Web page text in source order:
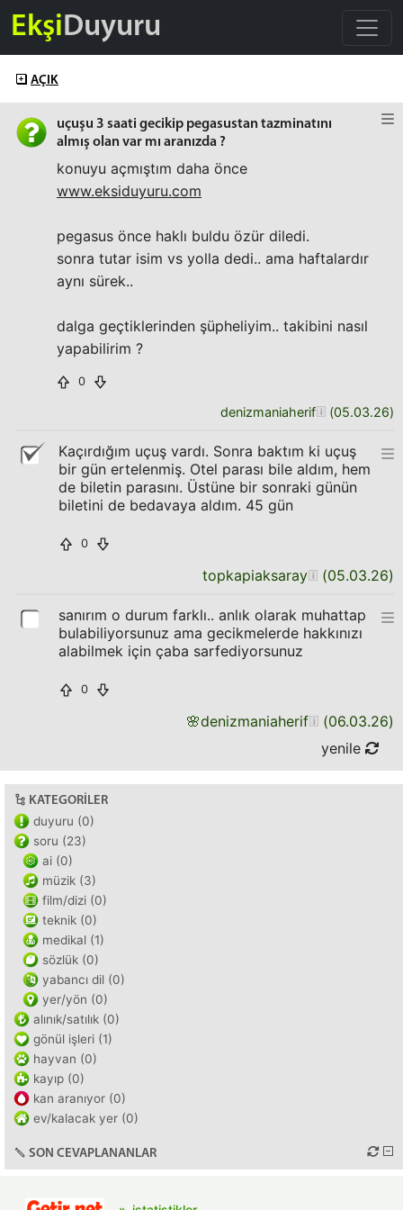
EkşiDuyuru
AÇIK
uçuşu 3 saati gecikip pegasustan tazminatını
almış olan var mı aranızda ?
konuyu açmıştım daha önce
www.eksiduyuru.com
pegasus önce haklı buldu özür diledi.
sonra tutar isim vs yolla dedi.. ama haftalardır
aynı sürek..
dalga geçtiklerinden şüpheliyim.. takibini nasıl
yapabilirim ?
0
denizmaniaherif (05.03.26)
Kaçırdığım uçuş vardı. Sonra baktım ki uçuş
bir gün ertelenmiş. Otel parası bile aldım, hem
de biletin parasını. Üstüne bir sonraki günün
biletini de bedavaya aldım. 45 gün
0
topkapiaksaray (05.03.26)
sanırım o durum farklı.. anlık olarak muhattap
bulabiliyorsunuz ama gecikmelerde hakkınızı
alabilmek için çaba sarfediyorsunuz
0
🌸denizmaniaherif (06.03.26)
yenile
KATEGORILER
duyuru (0)
soru (23)
ai (0)
müzik (3)
film/dizi (0)
teknik (0)
medikal (1)
sözlük (0)
yabancı dil (0)
yer/yön (0)
alınık/satılık (0)
gönül işleri (1)
hayvan (0)
kayıp (0)
kan aranıyor (0)
ev/kalacak yer (0)
SON CEVAPLANANLAR